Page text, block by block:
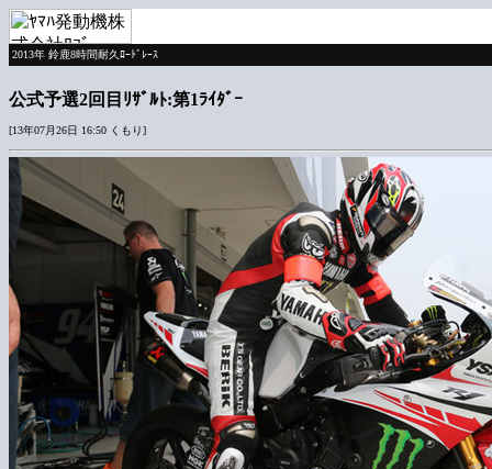
2013年 鈴鹿8時間耐久ﾛｰﾄﾞﾚｰｽ
公式予選2回目ﾘｻﾞﾙﾄ:第1ﾗｲﾀﾞｰ
[13年07月26日 16:50 くもり]